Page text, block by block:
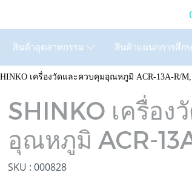
(GIC) Call Us :
สินค้าอุตสาหกรรม สินค้าแผนกการศึก
เครื่องวัดและควบคุมอุณหภูมิ ACR-13A-R/M,
SHINKO เครื่อง
อุณหภูมิ ACR-
SKU : 000828